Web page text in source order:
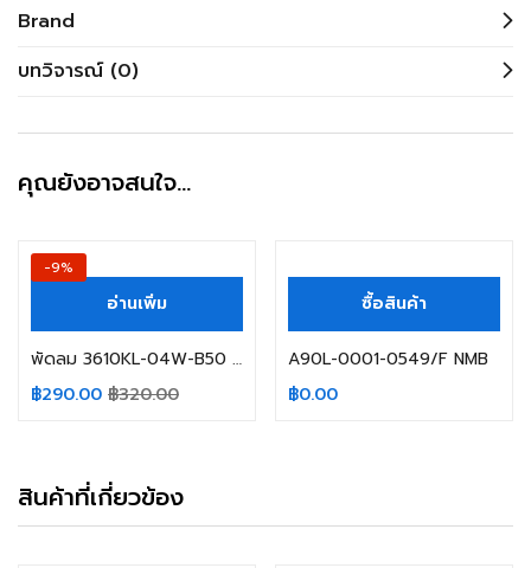
Brand
บทวิจารณ์ (0)
คุณยังอาจสนใจ…
-9%
อ่านเพิ่ม
พัดลม 3610KL-04W-B50 12VDC 0.43A NMB-MAT
฿290.00 ฿320.00
ซื้อสินค้า
A90L-0001-0549/F NMB
฿0.00
สินค้าที่เกี่ยวข้อง